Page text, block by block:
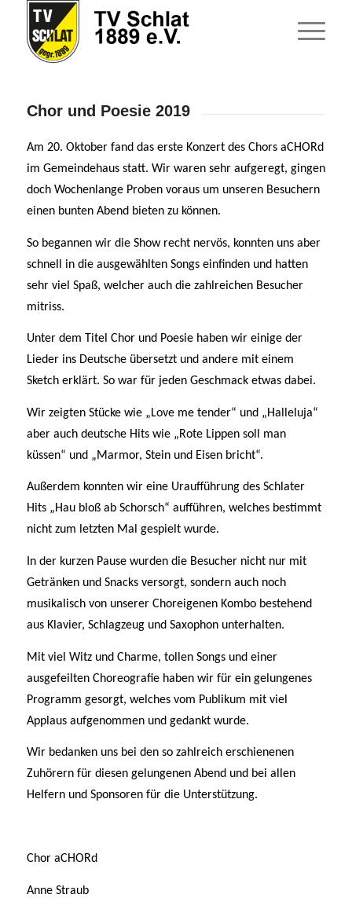
Chor und Poesie 2019
Am 20. Oktober fand das erste Konzert des Chors aCHORd
im Gemeindehaus statt. Wir waren sehr aufgeregt, gingen
doch Wochenlange Proben voraus um unseren Besuchern
einen bunten Abend bieten zu können.
So begannen wir die Show recht nervös, konnten uns aber
schnell in die ausgewählten Songs einfinden und hatten
sehr viel Spaß, welcher auch die zahlreichen Besucher
mitriss.
Unter dem Titel Chor und Poesie haben wir einige der
Lieder ins Deutsche übersetzt und andere mit einem
Sketch erklärt. So war für jeden Geschmack etwas dabei.
Wir zeigten Stücke wie „Love me tender“ und „Halleluja“
aber auch deutsche Hits wie „Rote Lippen soll man
küssen“ und „Marmor, Stein und Eisen bricht“.
Außerdem konnten wir eine Uraufführung des Schlater
Hits „Hau bloß ab Schorsch“ aufführen, welches bestimmt
nicht zum letzten Mal gespielt wurde.
In der kurzen Pause wurden die Besucher nicht nur mit
Getränken und Snacks versorgt, sondern auch noch
musikalisch von unserer Choreigenen Kombo bestehend
aus Klavier, Schlagzeug und Saxophon unterhalten.
Mit viel Witz und Charme, tollen Songs und einer
ausgefeilten Choreografie haben wir für ein gelungenes
Programm gesorgt, welches vom Publikum mit viel
Applaus aufgenommen und gedankt wurde.
Wir bedanken uns bei den so zahlreich erschienenen
Zuhörern für diesen gelungenen Abend und bei allen
Helfern und Sponsoren für die Unterstützung.
Chor aCHORd
Anne Straub